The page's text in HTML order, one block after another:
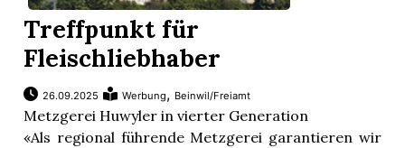
Treffpunkt für
Fleischliebhaber
26.09.2025 Werbung, Beinwil/Freiamt
Metzgerei Huwyler in vierter Generation
«Als regional führende Metzgerei garantieren wir